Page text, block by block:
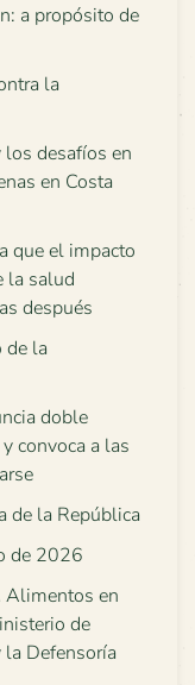
a propósito de
la
los desafíos en
en Costa
que el impacto
la salud
después
de la
doble
convoca a las
de la República
de 2026
Alimentos en
de
Defensoría